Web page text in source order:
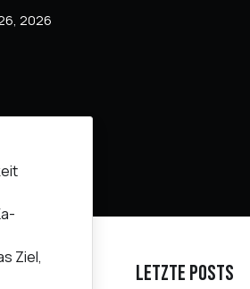
2026
Ziel,
Letzte Posts